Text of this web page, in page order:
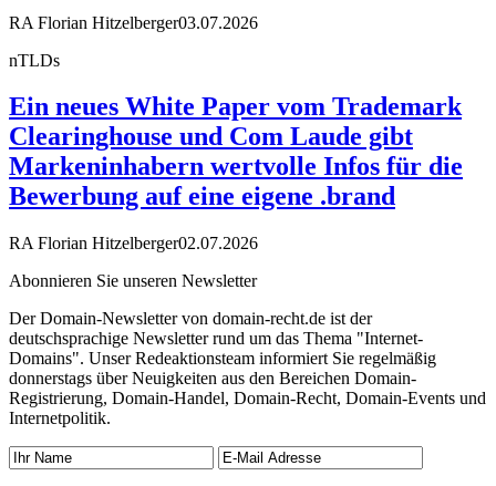
RA Florian Hitzelberger03.07.2026
nTLDs
Ein neues White Paper vom Trademark
Clearinghouse und Com Laude gibt
Markeninhabern wertvolle Infos für die
Bewerbung auf eine eigene .brand
RA Florian Hitzelberger02.07.2026
Abonnieren Sie unseren Newsletter
Der Domain-Newsletter von domain-recht.de ist der
deutschsprachige Newsletter rund um das Thema "Internet-
Domains". Unser Redeaktionsteam informiert Sie regelmäßig
donnerstags über Neuigkeiten aus den Bereichen Domain-
Registrierung, Domain-Handel, Domain-Recht, Domain-Events und
Internetpolitik.